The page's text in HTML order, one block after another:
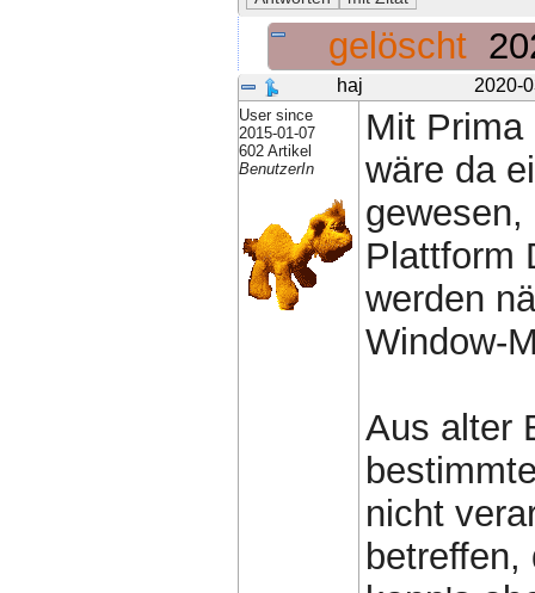
gelöscht
haj 2020-
User since
2015-01-07
602 Artikel
BenutzerIn
Mit Prima
wäre da
Plattform
werden
Window-
Aus alter
nicht